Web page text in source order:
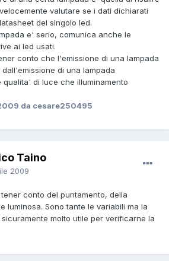
valutare se i dati dichiarati
del singolo led.
e' serio, comunica anche le
ai led usati.
conto che l'emissione di una lampada
di una lampada
qualita' di luce che illuminamento
da cesare250495
Taino
2009
conto del puntamento, della
luminosa. Sono tante le variabili ma la
molto utile per verificarne la